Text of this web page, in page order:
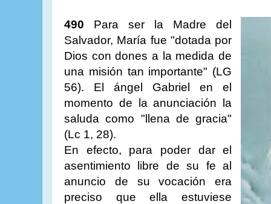
490
Para ser la Madre del
Salvador, María fue "dotada por
Dios con dones a la medida de
una misión tan importante" (LG
56). El ángel Gabriel en el
momento de la anunciación la
saluda como "llena de gracia"
(Lc 1, 28).
En efecto, para poder dar el
asentimiento libre de su fe al
anuncio de su vocación era
preciso que ella estuviese